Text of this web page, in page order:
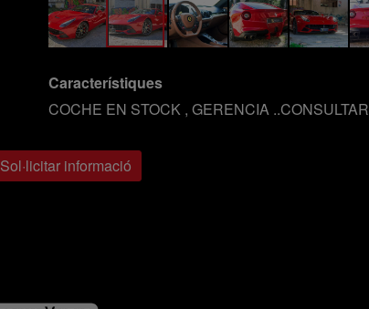
Característiques
COCHE EN STOCK , GERENCIA ..CONSULTAR
Sol·licitar informació